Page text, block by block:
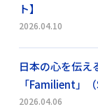
ト】
2026.04.10
日本の心を伝え
「Familient」
2026.04.06